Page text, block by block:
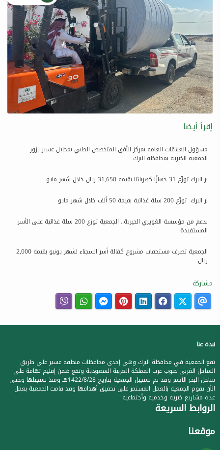
إقرأ أيضا
مسؤول العلاقات العامة بمركز الأفق المتخصص الطبي بمحايل عسير يزور
الجمعية الخيرية بمحافظة البرك
بر البرك توزّع 31 جهازًا كهربائيًا بقيمة 31,650 ريال خلال شهر مايو
بر البرك توزّع 200 سلة غذائية بقيمة 50 ألف خلال شهر مايو
بدعم من مؤسسة الغويري الخيرية.. الجمعية توزع 200 سلة غذائية على الأسر
المستفيدة
الجمعية تصرف مستحقات مشروع كفالة أسر السجناء لشهر يونيو بقيمة 2,000
ريال
مشاركة
نبذة عنا
تقع الجمعية في محافظة البرك وهي إحدى محافظات منطقة عسير على طريق
الساحل الغربي جنوب غرب المملكة العربية السعودية وتقع ضمن إقليم تهامة على
ساحل البحر الأحمر وقد تم تسجيل الجمعية بتاريخ 1422/8/28هـ ومنذ تسجيلها وحتى
الأن تقوم الجمعية بالعمل المستمر على تحقيق أهدافها وقد قامت الجمعية بعمل
عدة مشاريع خيرية وخدمية وأجتماعية
الروابط السريعة
موقعنا